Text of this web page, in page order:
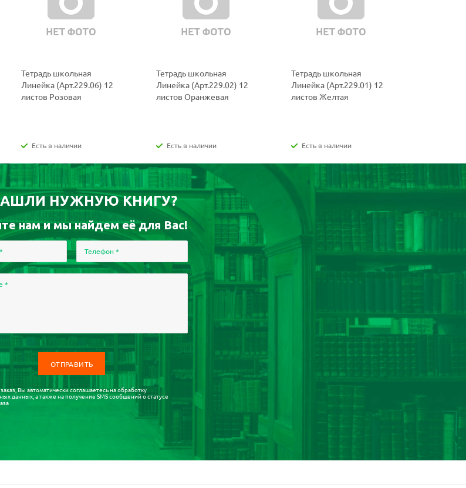
Тетрадь школьная
Линейка (Арт.229.06) 12
листов Розовая
Есть в наличии
Тетрадь школьная
Линейка (Арт.229.02) 12
листов Оранжевая
Есть в наличии
Тетрадь школьная
Линейка (Арт.229.01) 12
листов Желтая
Есть в наличии
НУЖНУЮ КНИГУ?
нам и мы найдем её для Вас!
* Телефон *
*
Вы автоматически соглашаетесь наобработку
данных, а также на получение SMS сообщений о статусе